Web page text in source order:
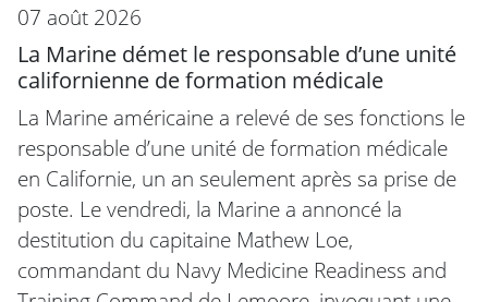
07 août 2026
La Marine démet le responsable d’une unité
californienne de formation médicale
La Marine américaine a relevé de ses fonctions le
responsable d’une unité de formation médicale
en Californie, un an seulement après sa prise de
poste. Le vendredi, la Marine a annoncé la
destitution du capitaine Mathew Loe,
commandant du Navy Medicine Readiness and